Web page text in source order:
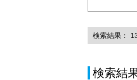
検索結果：
検索結